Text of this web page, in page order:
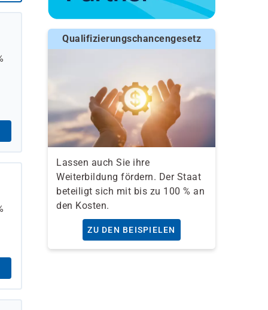
Qualifizierungschancengesetz
Lassen auch Sie ihre
Weiterbildung fördern. Der Staat
beteiligt sich mit bis zu 100 % an
den Kosten.
ZU DEN BEISPIELEN